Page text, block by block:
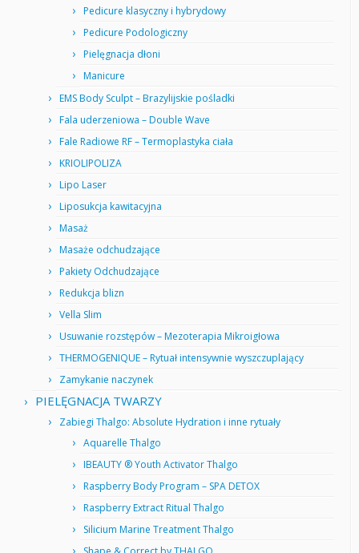
Pedicure klasyczny i hybrydowy
Pedicure Podologiczny
Pielęgnacja dłoni
Manicure
EMS Body Sculpt – Brazylijskie pośladki
Fala uderzeniowa – Double Wave
Fale Radiowe RF – Termoplastyka ciała
KRIOLIPOLIZA
Lipo Laser
Liposukcja kawitacyjna
Masaż
Masaże odchudzające
Pakiety Odchudzające
Redukcja blizn
Vella Slim
Usuwanie rozstępów – Mezoterapia Mikroigłowa
THERMOGENIQUE – Rytuał intensywnie wyszczuplający
Zamykanie naczynek
PIELĘGNACJA TWARZY
Zabiegi Thalgo: Absolute Hydration i inne rytuały
Aquarelle Thalgo
IBEAUTY ® Youth Activator Thalgo
Raspberry Body Program – SPA DETOX
Raspberry Extract Ritual Thalgo
Silicium Marine Treatment Thalgo